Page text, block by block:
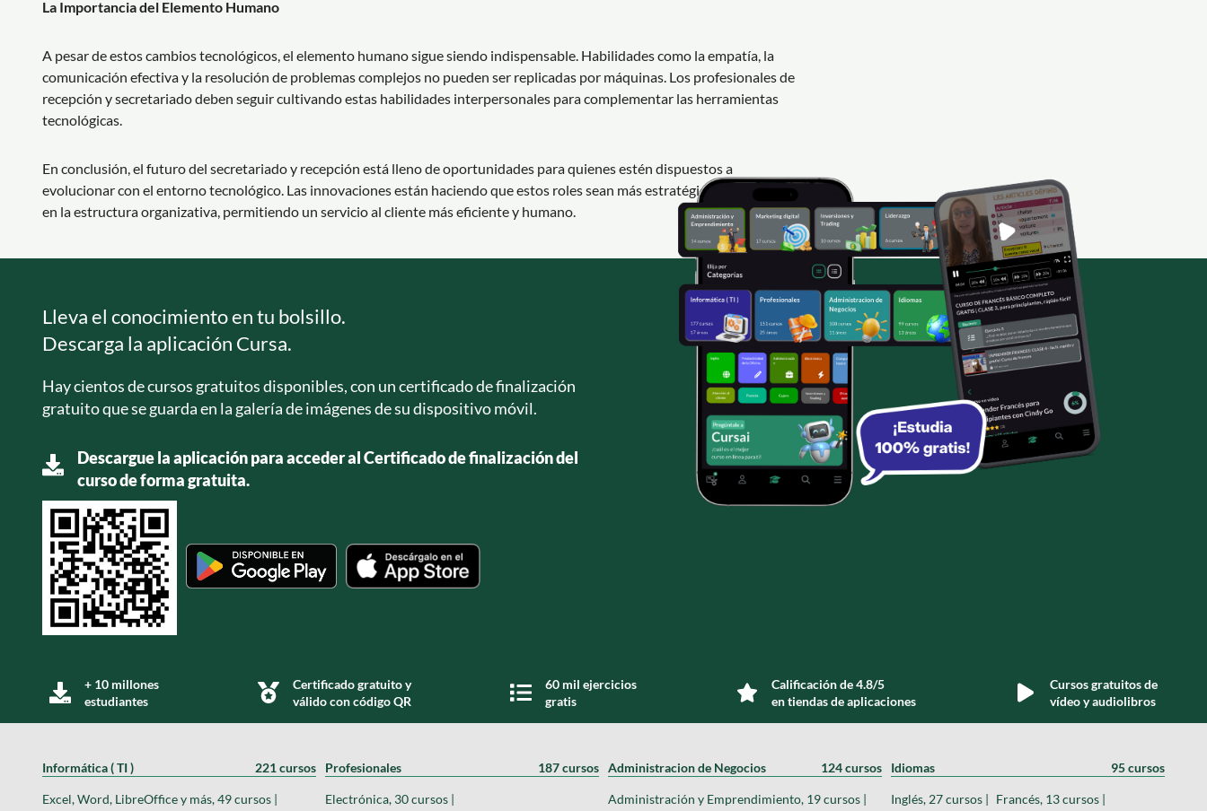
La Importancia del Elemento Humano
A pesar de estos cambios tecnológicos, el elemento humano sigue siendo indispensable. Habilidades como la empatía, la
comunicación efectiva y la resolución de problemas complejos no pueden ser replicadas por máquinas. Los profesionales de
recepción y secretariado deben seguir cultivando estas habilidades interpersonales para complementar las herramientas
tecnológicas.
En conclusión, el futuro del secretariado y recepción está lleno de oportunidades para quienes estén dispuestos a
evolucionar con el entorno tecnológico. Las innovaciones están haciendo que estos roles sean más estratégicos y esenciales
en la estructura organizativa, permitiendo un servicio al cliente más eficiente y humano.
Lleva el conocimiento en tu bolsillo.
Descarga la aplicación Cursa.
Hay cientos de cursos gratuitos disponibles, con un certificado de finalización
gratuito que se guarda en la galería de imágenes de su dispositivo móvil.
Descargue la aplicación para acceder al Certificado de finalización del
curso de forma gratuita.
+ 10 millones
estudiantes
Certificado gratuito y
válido con código QR
60 mil ejercicios
gratis
Calificación de 4.8/5
en tiendas de aplicaciones
Cursos gratuitos de
vídeo y audiolibros
Informática ( TI ) 221 cursos
Excel, Word, LibreOffice y más, 49 cursos |
Profesionales 187 cursos
Electrónica, 30 cursos |
Administracion de Negocios 124 cursos
Administración y Emprendimiento, 19 cursos |
Idiomas 95 cursos
Inglés, 27 cursos | Francés, 13 cursos |